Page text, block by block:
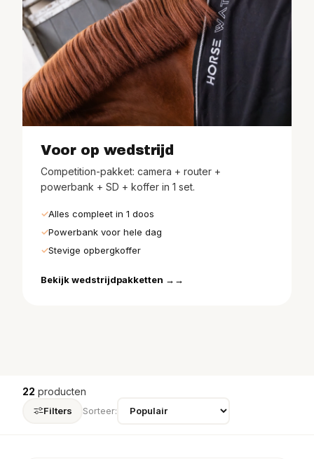
Voor op wedstrijd
Competition-pakket: camera + router +
powerbank + SD + koffer in 1 set.
Alles compleet in 1 doos
Powerbank voor hele dag
Stevige opbergkoffer
Bekijk wedstrijdpakketten →
22 producten
Filters Sorteer: